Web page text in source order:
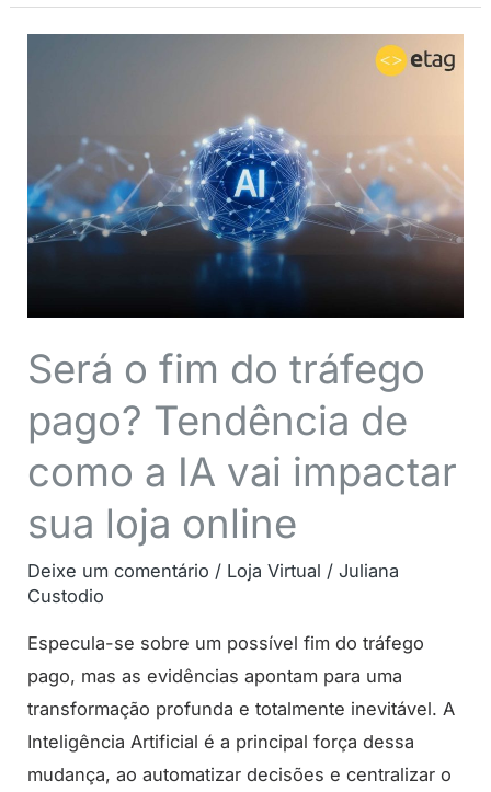
Será o fim do tráfego
pago? Tendência de
como a IA vai impactar
sua loja online
Deixe um comentário / Loja Virtual /Juliana
Custodio
Especula-se sobre um possível fim do tráfego
pago, mas as evidências apontam para uma
transformação profunda e totalmente inevitável. A
Inteligência Artificial é a principal força dessa
mudança, ao automatizar decisões e centralizar o
tráfego
pago?
Tendência
como
IA
vai
impactar
sua
online